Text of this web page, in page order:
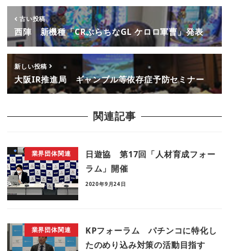
古い投稿
西陣 新機種「CRぷらちなGL ケロロ軍曹」発表
新しい投稿
大阪IR推進局 ギャンブル等依存症予防セミナー
関連記事
業界団体関連
日遊協 第17回「人材育成フォー
ラム」開催
2020年9月24日
業界団体関連
KPフォーラム パチンコに特化し
たのめり込み対策の活動目指す